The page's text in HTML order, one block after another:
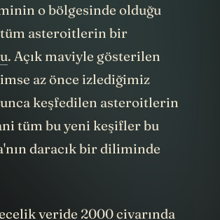
Bu koyu mavi halka,
o bölgesinde olduğu
asteroitlerin bir
. Açık maviyle gösterilen
az önce izlediğimiz
keşfedilen asteroitlerin
tüm bu yeni keşifler bu
daracık bir diliminde